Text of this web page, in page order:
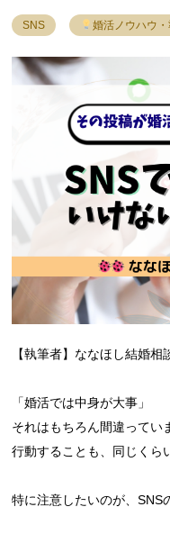
SNS 婚活ノウハウ
【執筆者】ななほし結婚
「婚活では中身が大事」
それはもちろん間違ってい
行動することも、同じくら
特に注意したいのが、SNS